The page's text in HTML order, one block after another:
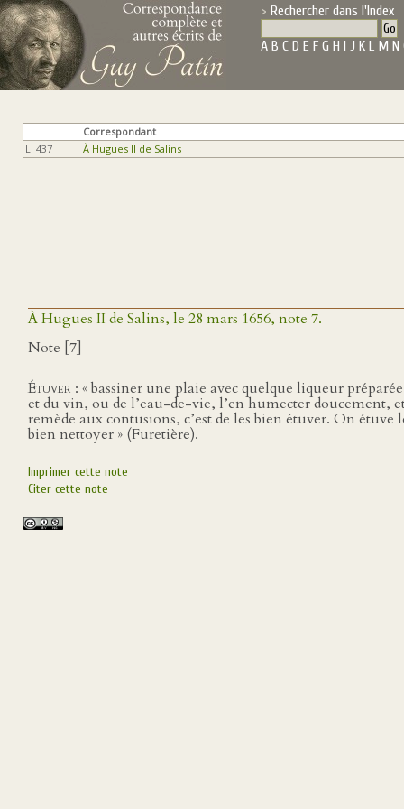
Rechercher dans l'Index
A B C D E F G H I J K L M N